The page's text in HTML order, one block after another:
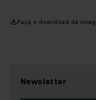
Faça o download da
Newsletter